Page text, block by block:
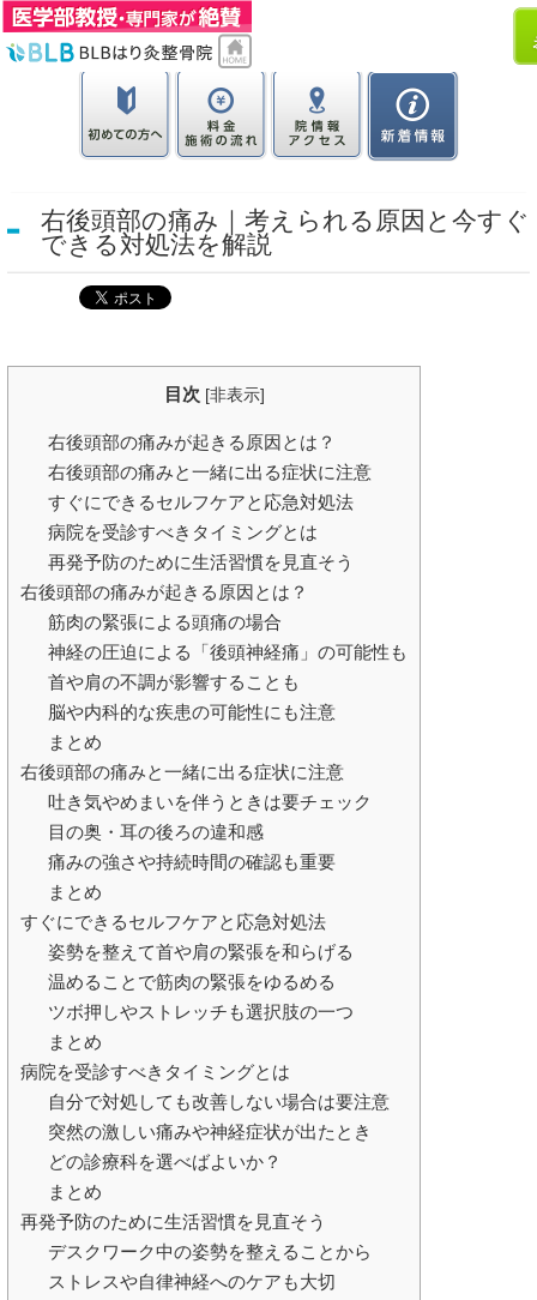
右後頭部の痛み｜考えられる原因と今すぐ
できる対処法を解説
目次 [非表示]
右後頭部の痛みが起きる原因とは？
右後頭部の痛みと一緒に出る症状に注意
すぐにできるセルフケアと応急対処法
病院を受診すべきタイミングとは
再発予防のために生活習慣を見直そう
右後頭部の痛みが起きる原因とは？
筋肉の緊張による頭痛の場合
神経の圧迫による「後頭神経痛」の可能性も
首や肩の不調が影響することも
脳や内科的な疾患の可能性にも注意
まとめ
右後頭部の痛みと一緒に出る症状に注意
吐き気やめまいを伴うときは要チェック
目の奥・耳の後ろの違和感
痛みの強さや持続時間の確認も重要
まとめ
すぐにできるセルフケアと応急対処法
姿勢を整えて首や肩の緊張を和らげる
温めることで筋肉の緊張をゆるめる
ツボ押しやストレッチも選択肢の一つ
まとめ
病院を受診すべきタイミングとは
自分で対処しても改善しない場合は要注意
突然の激しい痛みや神経症状が出たとき
どの診療科を選べばよいか？
まとめ
再発予防のために生活習慣を見直そう
デスクワーク中の姿勢を整えることから
ストレスや自律神経へのケアも大切